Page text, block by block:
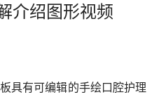
介绍图形视频
具有可编辑的手绘口腔护理